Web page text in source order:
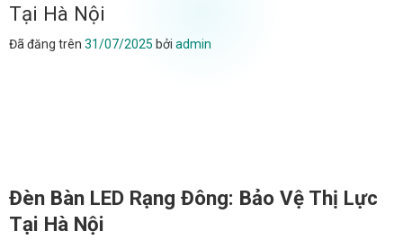
Tại Hà Nội
Đã đăng trên 31/07/2025 bởi admin
Đèn Bàn LED Rạng Đông: Bảo Vệ Thị Lực
Tại Hà Nội